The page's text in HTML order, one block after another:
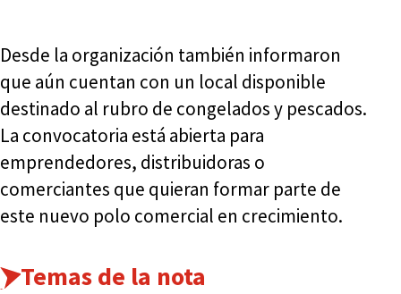
Desde la organización también informaron
que aún cuentan con un local disponible
destinado al rubro de congelados y pescados.
La convocatoria está abierta para
emprendedores, distribuidoras o
comerciantes que quieran formar parte de
este nuevo polo comercial en crecimiento.
Temas de la nota